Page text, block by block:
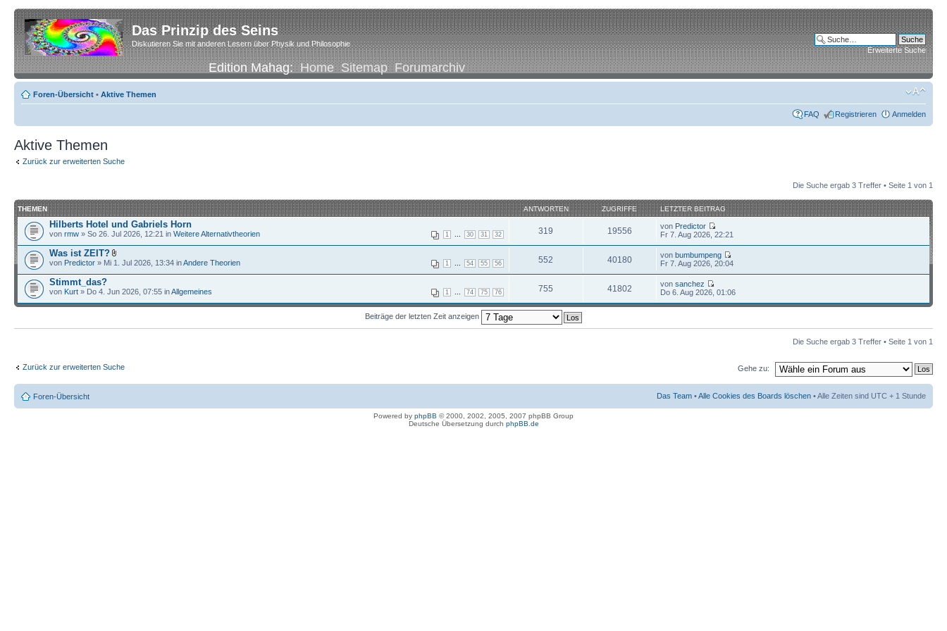
Das Prinzip des Seins
Diskutieren Sie mit anderen Lesern über Physik und Philosophie
Edition Mahag:Home Sitemap Forumarchiv
Erweiterte Suche
Foren-Übersicht • Aktive Themen
FAQ Registrieren Anmelden
Aktive Themen
Zurück zur erweiterten Suche
Die Suche ergab 3 Treffer • Seite 1 von 1
THEMEN ANTWORTEN ZUGRIFFE LETZTER BEITRAG
Hilberts Hotel und Gabriels Horn
1 30 31 32
von rmw » So 26. Jul 2026, 12:21 in Weitere Alternativtheorien 319 19556 von Predictor
Fr 7. Aug 2026, 22:21
Was ist ZEIT?
1 54 55 56
von Predictor » Mi 1. Jul 2026, 13:34 inAndere Theorien 552 40180 vonbumbumpeng
Fr 7. Aug 2026, 20:04
Stimmt_das?
1 74 75 76
von Kurt » Do 4. Jun 2026, 07:55 inAllgemeines 755 41802 vonsanchez
Do 6. Aug 2026, 01:06
Beiträge der letzten Zeit anzeigen
Die Suche ergab 3 Treffer • Seite 1 von 1
Zurück zur erweiterten Suche Gehe zu:
Foren-Übersicht Das Team •Alle Cookies des Boards löschen • Alle Zeiten sind UTC + 1 Stunde
Powered by phpBB © 2000, 2002, 2005, 2007 phpBB Group
Deutsche Übersetzung durch phpBB.de